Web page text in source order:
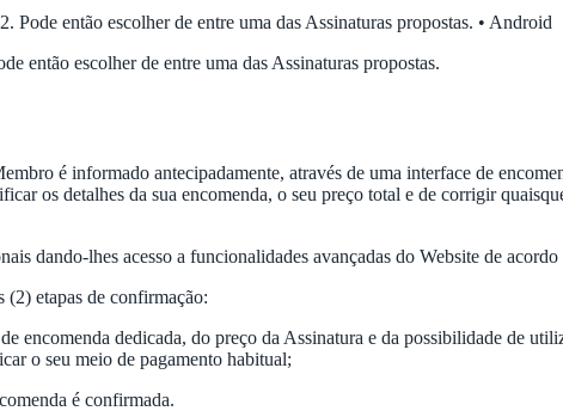
então escolher de entre uma das Assinaturas propostas. • Android
então escolher de entre uma das Assinaturas propostas.
é informado antecipadamente, através de uma interface de
os detalhes da sua encomenda, o seu preço total e de corrigir
dando-lhes acesso a funcionalidades avançadas do Website de
(2) etapas de confirmação:
encomenda dedicada, do preço da Assinatura e da possibilidade de
o seu meio de pagamento habitual;
é confirmada.